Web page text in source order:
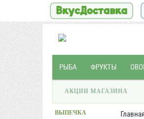
ВкусДоставка
РЫБА ФРУКТЫ
АКЦИИ МАГАЗИНА
ВЫПЕЧКА